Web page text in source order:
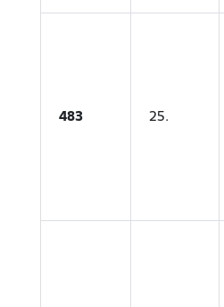
483 25.